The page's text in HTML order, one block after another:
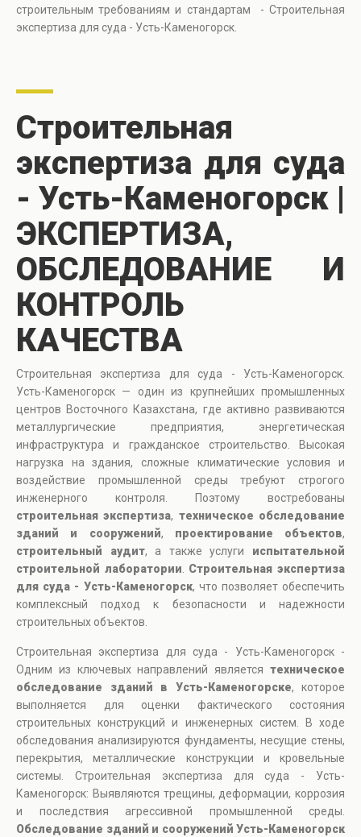
строительным требованиям и стандартам - Строительная
экспертиза для суда - Усть-Каменогорск.
Строительная
экспертиза для суда
- Усть-Каменогорск |
ЭКСПЕРТИЗА,
ОБСЛЕДОВАНИЕ И
КОНТРОЛЬ
КАЧЕСТВА
Строительная экспертиза для суда - Усть-Каменогорск.
Усть-Каменогорск — один из крупнейших промышленных
центров Восточного Казахстана, где активно развиваются
металлургические предприятия, энергетическая
инфраструктура и гражданское строительство. Высокая
нагрузка на здания, сложные климатические условия и
воздействие промышленной среды требуют строгого
инженерного контроля. Поэтому востребованы
строительная экспертиза, техническое обследование
зданий и сооружений, проектирование объектов,
строительный аудит, а также услуги испытательной
строительной лаборатории
Строительная экспертиза
для суда - Усть-Каменогорск, что позволяет обеспечить
комплексный подход к безопасности и надежности
строительных объектов.
Строительная экспертиза для суда - Усть-Каменогорск -
Одним из ключевых направлений является техническое
обследование зданий в Усть-Каменогорске, которое
выполняется для оценки фактического состояния
строительных конструкций и инженерных систем. В ходе
обследования анализируются фундаменты, несущие стены,
перекрытия, металлические конструкции и кровельные
системы. Строительная экспертиза для суда - Усть-
Каменогорск: Выявляются трещины, деформации, коррозия
и последствия агрессивной промышленной среды.
Обследование зданий и сооружений Усть-Каменогорск